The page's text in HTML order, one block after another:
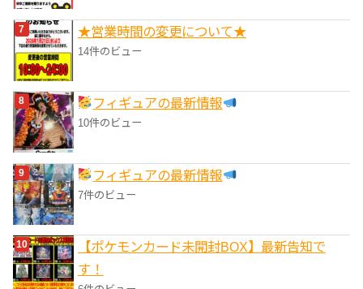
★営業時間の変更について★
14件のビュー
フィギュアの最新情報
10件のビュー
フィギュアの最新情報
7件のビュー
【ポケモンカード未開封BOX】最新告知で
す！